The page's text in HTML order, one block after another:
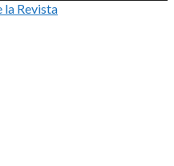
la Revista